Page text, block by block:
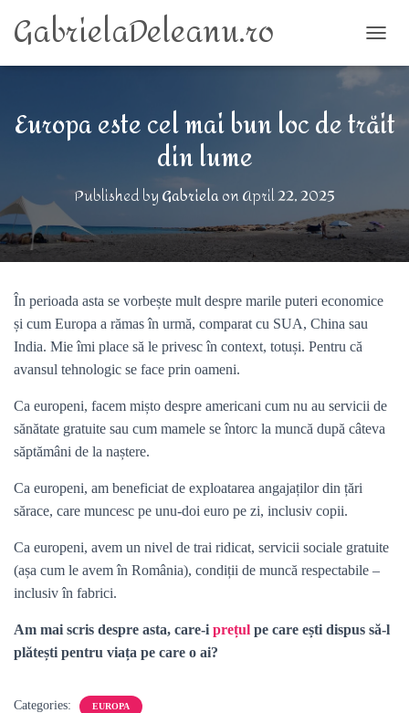
GabrielaDeleanu.ro
Europa este cel mai bun loc de trăit
din lume
Published byGabrielaonApril 22, 2025
În perioada asta se vorbește mult despre marile puteri economice
și cum Europa a rămas în urmă, comparat cu SUA, China sau
India. Mie îmi place să le privesc în context, totuși. Pentru că
avansul tehnologic se face prin oameni.
Ca europeni, facem mișto despre americani cum nu au servicii de
sănătate gratuite sau cum mamele se întorc la muncă după câteva
săptămâni de la naștere.
Ca europeni, am beneficiat de exploatarea angajaților din țări
sărace, care muncesc pe unu-doi euro pe zi, inclusiv copii.
Ca europeni, avem un nivel de trai ridicat, servicii sociale gratuite
(așa cum le avem în România), condiții de muncă respectabile –
inclusiv în fabrici.
Am mai scris despre asta, care-i prețul pe care ești dispus să-l
plătești pentru viața pe care o ai?
Categories: EUROPA